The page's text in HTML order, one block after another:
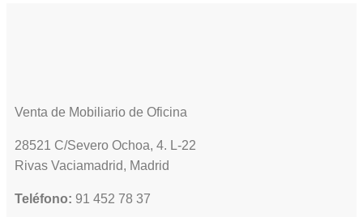
Venta de Mobiliario de Oficina
28521 C/Severo Ochoa, 4. L-22
Rivas Vaciamadrid, Madrid
Teléfono: 91 452 78 37